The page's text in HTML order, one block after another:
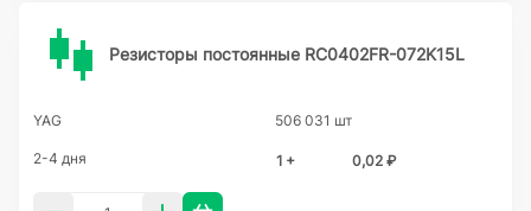
Резисторы постоянные RC0402FR-072K15L
YAG 506 031 шт
2-4 дня 1 + 0,02 ₽